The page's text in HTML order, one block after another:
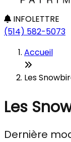
INFOLETTRE
(514) 582-5073
Accueil
Les
Les
Dernière